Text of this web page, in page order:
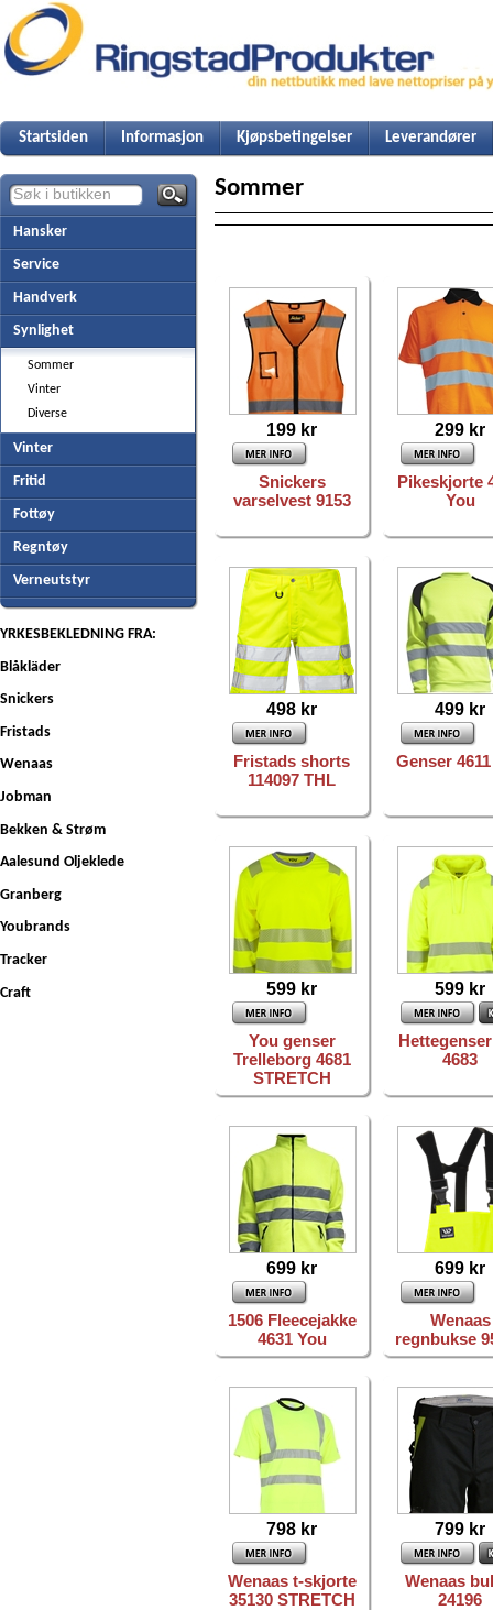
Startsiden Informasjon Kjøpsbetingelser Leverandører
Hansker
Service
Handverk
Synlighet
Sommer
Vinter
Diverse
Vinter
Fritid
Fottøy
Regntøy
Verneutstyr
YRKESBEKLEDNING FRA:
Blåkläder
Snickers
Fristads
Wenaas
Jobman
Bekken & Strøm
Aalesund Oljeklede
Granberg
Youbrands
Tracker
Craft
Sommer
199 kr
Snickers
varselvest 9153
299 kr
Pikeskjorte
You
498 kr
Fristads shorts
114097 THL
499 kr
Genser
599 kr
You genser
Trelleborg 4681
STRETCH
599 kr
4683
699 kr
1506 Fleecejakke
4631 You
699 kr
Wenaas
regnbukse
798 kr
Wenaas t-skjorte
35130 STRETCH
799 kr
Wenaas
24196